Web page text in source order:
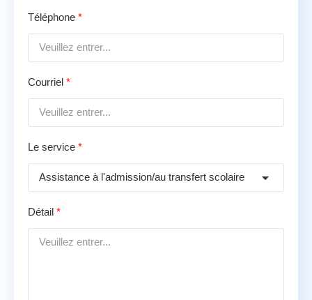
Téléphone *
Courriel *
Le service *
Détail *